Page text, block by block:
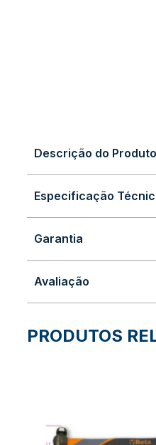
Descrição do Produto
Especificação
Garantia
Avaliação
PRODUTOS